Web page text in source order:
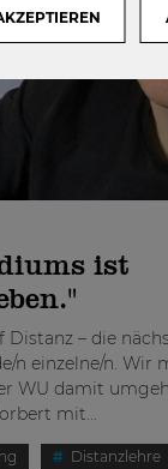
ist
Distanz – die
n einzelne/n. Wir
WU damit
mit...
Distanzlehre